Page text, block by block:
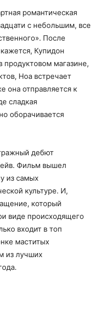
романтическая
с небольшим, все
После
Купидон
продуктовом магазине,
Ноа встречает
она отправляется к
сладкая
оборачивается
дебют
Фильм вышел
из самых
культуре. И,
который
виде происходящего
входит в топ
маститых
из лучших